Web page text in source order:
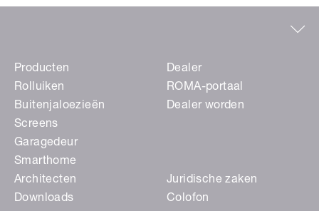
Producten
Rolluiken
Buitenjaloezieën
Screens
Garagedeur
Smarthome
Dealer
ROMA-portaal
Dealer worden
Architecten
Downloads
Juridische zaken
Colofon